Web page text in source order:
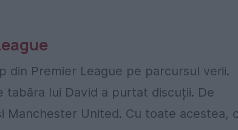
din Premier League pe parcursul verii.
tabăra lui David a purtat discuții. De
Manchester United. Cu toate acestea,